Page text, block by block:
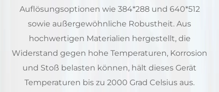
Auflösungsoptionen wie 384*288 und 640*512
sowie außergewöhnliche Robustheit. Aus
hochwertigen Materialien hergestellt, die
Widerstand gegen hohe Temperaturen, Korrosion
und Stoß belasten können, hält dieses Gerät
Temperaturen bis zu 2000 Grad Celsius aus.